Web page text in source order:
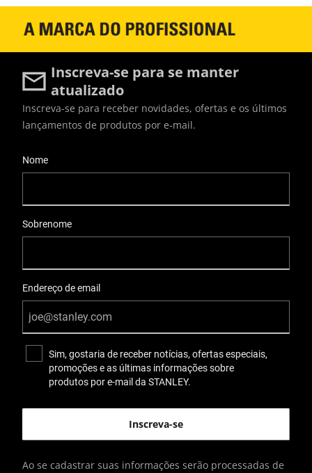
Inscreva-se para se manter
atualizado
Inscreva-se para receber novidades, ofertas e os últimos
lançamentos de produtos por e-mail.
Nome
Sobrenome
Endereço de email
Sim, gostaria de receber notícias, ofertas especiais,
promoções e as últimas informações sobre
produtos por e-mail da STANLEY.
Ao se cadastrar suas informações serão processadas de